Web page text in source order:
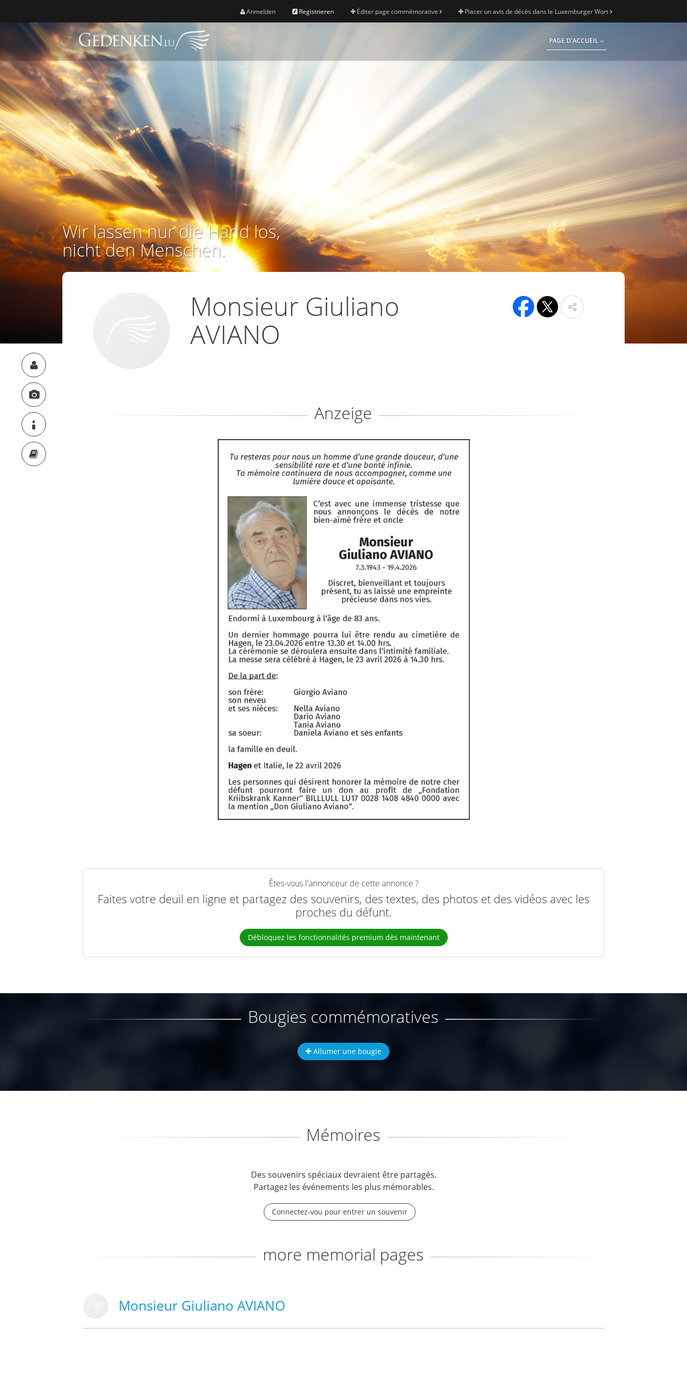
Anmelden Registrieren Éditer page commémorative Placer un avis de décès dans le Luxemburger Wort
PAGE D'ACCUEIL
Wir lassen nur die Hand los,
nicht den Menschen.
Monsieur Giuliano
AVIANO
Anzeige
Êtes-vous l'annonceur de cette annonce ?
Faites votre deuil en ligne et partagez des souvenirs, des textes, des photos et des vidéos avec les
proches du défunt.
Débloquez les fonctionnalités premium dès maintenant
Bougies commémoratives
Allumer une bougie
Mémoires
Des souvenirs spéciaux devraient être partagés.
Partagez les événements les plus mémorables.
Connectez-vou pour entrer un souvenir
more memorial pages
Monsieur Giuliano AVIANO